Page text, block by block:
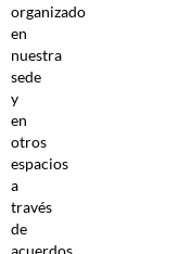
organizado
en
nuestra
sede
y
en
otros
espacios
a
través
de